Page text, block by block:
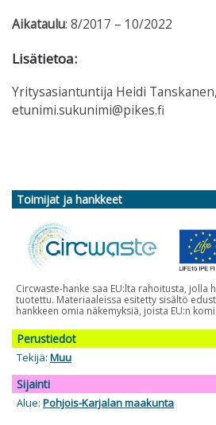
Aikataulu: 8/2017 – 10/2022
Lisätietoa:
Yritysasiantuntija Heidi
etunimi.sukunimi@pikes.fi
Toimijat ja hankkeet
Circwaste-hanke saa EU:lta rahoitusta, jolla
tuotettu. Materiaaleissa esitetty sisältö
hankkeen omia näkemyksiä, joista EU:n
Perustiedot
Tekijä: Muu
Sijainti
Alue: Pohjois-Karjalan maakunta